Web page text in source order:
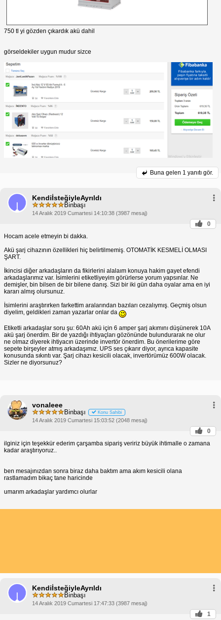
750 tl yi gözden çıkardık akü dahil
görseldekiler uygun mudur sizce
Buna gelen 1 yanıtı gör.
KendiİsteğiyleAyrıldı
Binbaşı
14 Aralık 2019 Cumartesi 14:10:38 (3987 mesaj)
0
Hocam acele etmeyin bi dakka.
Akü şarj cihazının özellikleri hiç belirtilmemiş. OTOMATİK KESMELİ OLMASI
ŞART.
İkincisi diğer arkadaşların da fikirlerini alalaım konuya hakim gayet efendi
arkadaşlarımız var. İsimlerini etiketliyeyim görürlerse yorum yapsınlar. Ne
demişler, bin bilsen de bir bilene danış. Sizi bir iki gün daha oyalar ama en iyi
kararı almış olursunuz.
İsimlerini araştırırken farkettim aralarından bazıları cezalıymış. Geçmiş olsun
diyelim, geldikleri zaman yazarlar onlar da
Etiketli arkadaşlar soru şu: 60Ah akü için 6 amper şarj akımını düşünerek 10A
akü şarj önerdim. Bir de yazdığı ihtiyaçları gözönünde bulundurarak ne olur
ne olmaz diyerek ihtiyacın üzerinde invertör önerdim. Bu önerilerime göre
sepete birşeyler atmış arkadaşımız. UPS ses çıkarır diyor, ayrıca kapasite
konusunda sıkıntı var. Şarj cihazı kesicili olacak, invertörümüz 600W olacak.
Sizler ne diyorsunuz?
vonaleee
Binbaşı Konu Sahibi
14 Aralık 2019 Cumartesi 15:03:52 (2048 mesaj)
0
ilginiz için teşekkür ederim çarşamba sipariş veririz büyük ihtimalle o zamana
kadar araştırıyoruz..
ben mesajınızdan sonra biraz daha baktım ama akım kesicili olana
rastlamadım bikaç tane haricinde
umarım arkadaşlar yardımcı olurlar
KendiİsteğiyleAyrıldı
Binbaşı
14 Aralık 2019 Cumartesi 17:47:33 (3987 mesaj)
1